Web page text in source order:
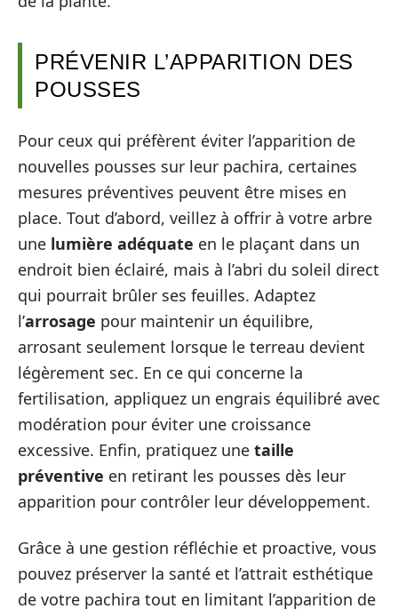
PRÉVENIR L’APPARITION DES
POUSSES
Pour ceux qui préfèrent éviter l’apparition de
nouvelles pousses sur leur pachira, certaines
mesures préventives peuvent être mises en
place. Tout d’abord, veillez à offrir à votre arbre
une lumière adéquate en le plaçant dans un
endroit bien éclairé, mais à l’abri du soleil direct
qui pourrait brûler ses feuilles. Adaptez
l’arrosage pour maintenir un équilibre,
arrosant seulement lorsque le terreau devient
légèrement sec. En ce qui concerne la
fertilisation, appliquez un engrais équilibré avec
modération pour éviter une croissance
excessive. Enfin, pratiquez une taille
préventive en retirant les pousses dès leur
apparition pour contrôler leur développement.
Grâce à une gestion réfléchie et proactive, vous
pouvez préserver la santé et l’attrait esthétique
de votre pachira tout en limitant l’apparition de